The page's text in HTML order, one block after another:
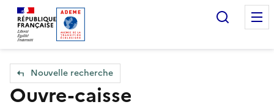
Accueil — Que Faire de mes objets & déchets
Nouvelle recherche
Ouvre-caisse